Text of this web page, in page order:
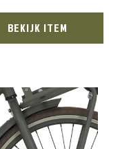
BEKIJK ITEM